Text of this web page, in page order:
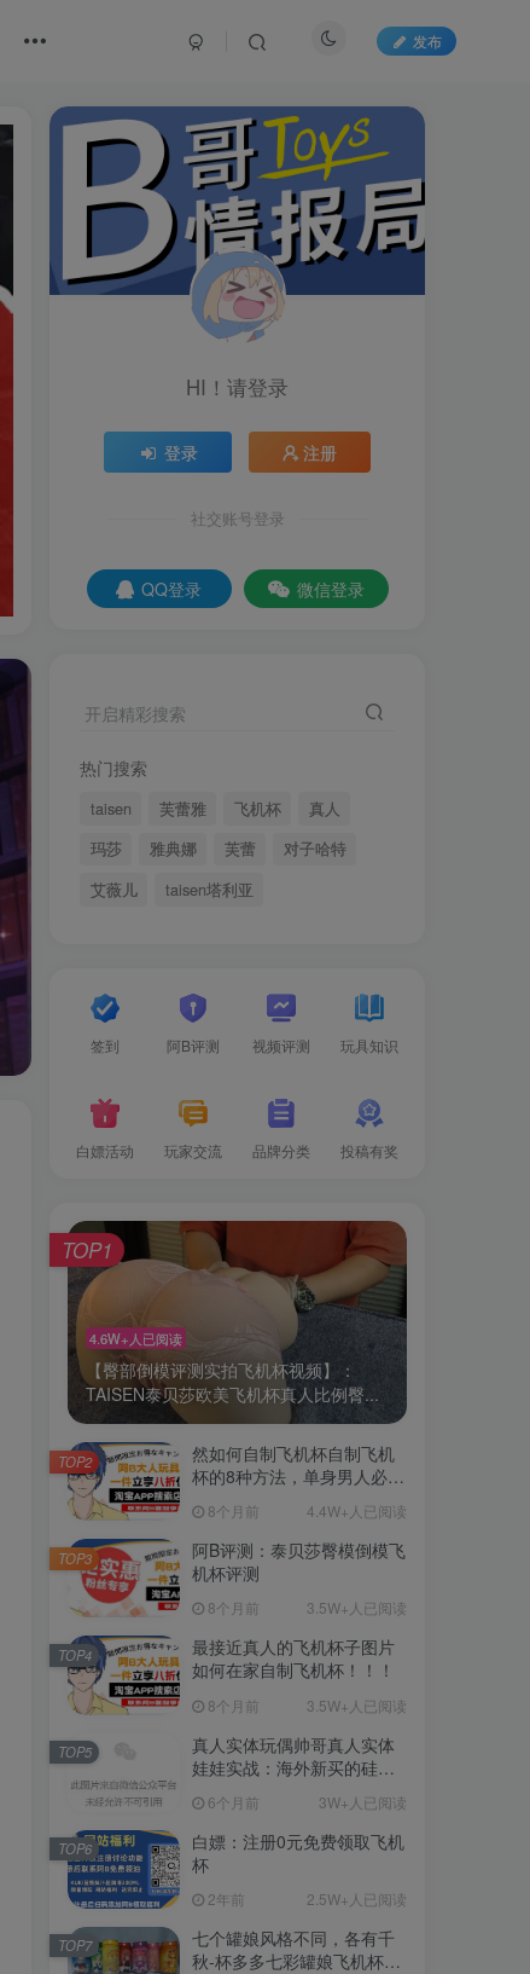
发布
HI！请登录
登录 注册
社交账号登录
QQ登录 微信登录
开启精彩搜索
热门搜索
taisen 芙蕾雅 飞机杯
真人
玛莎
雅典娜 芙蕾
对子哈特
艾薇儿
taisen塔利亚
签到 阿B评测 视频评测 玩具知识
白嫖活动 玩家交流 品牌分类 投稿有奖
4.6W+人已阅读
【臀部倒模评测实拍飞机杯视频】：
TAISEN泰贝莎欧美飞机杯真人比例臀...
TOP1
然如何自制飞机杯自制飞机
杯的8种方法，单身男人必
8个月前 4.4W+人已阅读
TOP2
阿B评测：泰贝莎臀模倒模飞
机杯评测
8个月前 3.5W+人已阅读
TOP3
最接近真人的飞机杯子图片
如何在家自制飞机杯！！！
8个月前 3.5W+人已阅读
TOP4
真人实体玩偶帅哥真人实体
娃娃实战：海外新买的硅胶
6个月前 3W+人已阅读
TOP5
白嫖：注册0元免费领取飞机
杯
2年前 2.5W+人已阅读
TOP6
七个罐娘风格不同，各有千
秋-杯多多七彩罐娘飞机杯测
TOP7